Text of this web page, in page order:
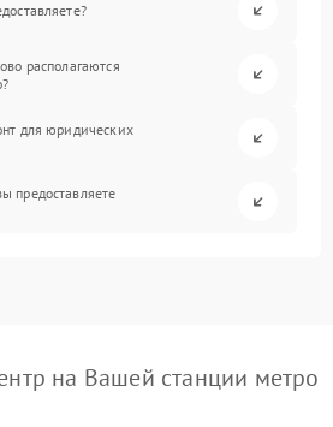
располагаются
для юридических
предоставляете
на Вашей станции метро